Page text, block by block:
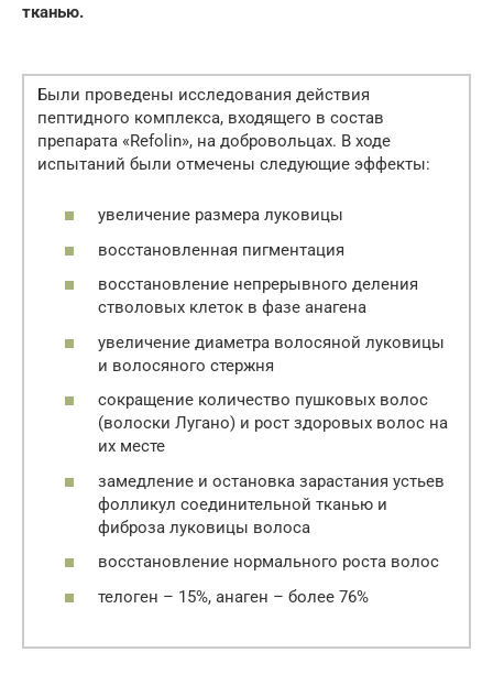
тканью.
Были проведены исследования действия
пептидного комплекса, входящего в состав
препарата «Refolin», на добровольцах. В ходе
испытаний были отмечены следующие эффекты:
увеличение размера луковицы
восстановленная пигментация
восстановление непрерывного деления
стволовых клеток в фазе анагена
увеличение диаметра волосяной луковицы
и волосяного стержня
сокращение количество пушковых волос
(волоски Лугано) и рост здоровых волос на
их месте
замедление и остановка зарастания устьев
фолликул соединительной тканью и
фиброза луковицы волоса
восстановление нормального роста волос
телоген – 15%, анаген – более 76%